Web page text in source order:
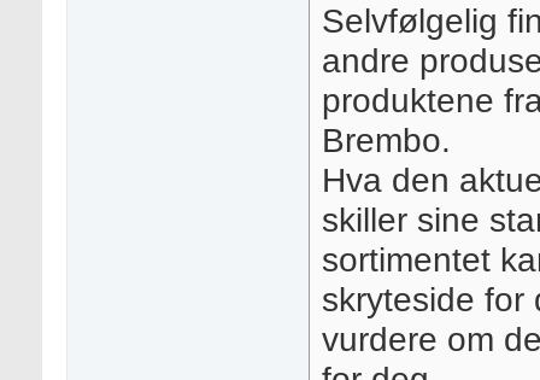
Selvfølgelig
andre
produktene
Brembo.
Hva den
skiller sine
sortimentet
skryteside for
vurdere om